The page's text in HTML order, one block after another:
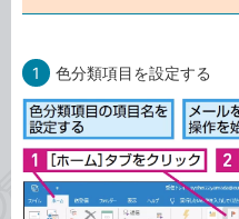
1 色分類項目を設定する